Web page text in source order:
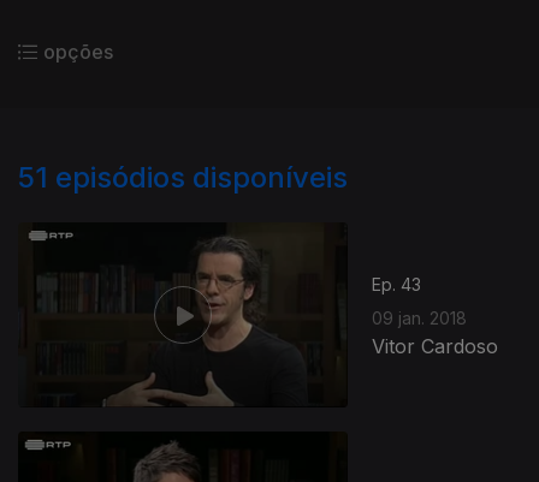
opções
51 episódios disponíveis
Ep. 43
09 jan. 2018
Vitor Cardoso